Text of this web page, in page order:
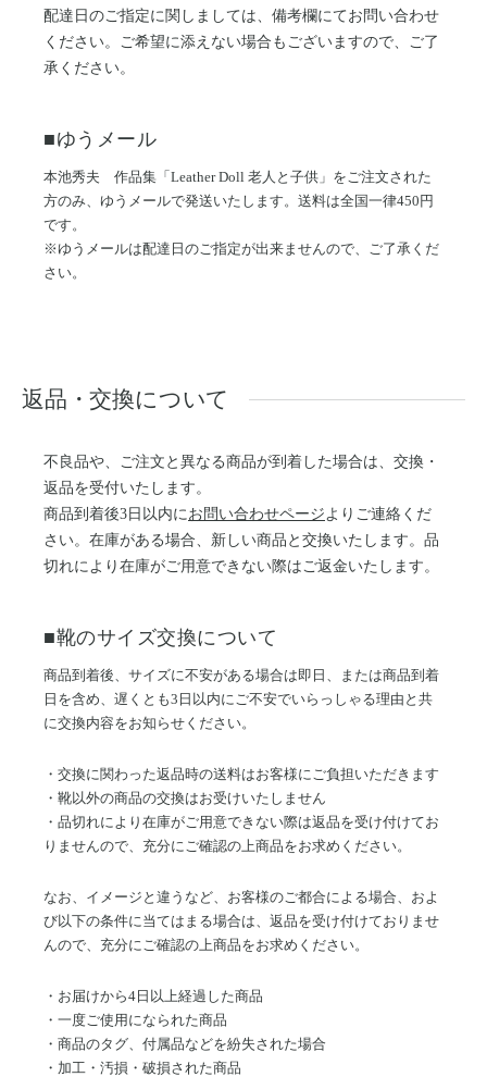
配達日のご指定に関しましては、備考欄にてお問い合わせ
ください。ご希望に添えない場合もございますので、ご了
承ください。
■ゆうメール
本池秀夫 作品集「Leather Doll 老人と子供」をご注文された
方のみ、ゆうメールで発送いたします。送料は全国一律450円
です。
※ゆうメールは配達日のご指定が出来ませんので、ご了承くだ
さい。
返品・交換について
不良品や、ご注文と異なる商品が到着した場合は、交換・
返品を受付いたします。
商品到着後3日以内にお問い合わせページよりご連絡くだ
さい。在庫がある場合、新しい商品と交換いたします。品
切れにより在庫がご用意できない際はご返金いたします。
■靴のサイズ交換について
商品到着後、サイズに不安がある場合は即日、または商品到着
日を含め、遅くとも3日以内にご不安でいらっしゃる理由と共
に交換内容をお知らせください。
・交換に関わった返品時の送料はお客様にご負担いただきます
・靴以外の商品の交換はお受けいたしません
・品切れにより在庫がご用意できない際は返品を受け付けてお
りませんので、充分にご確認の上商品をお求めください。
なお、イメージと違うなど、お客様のご都合による場合、およ
び以下の条件に当てはまる場合は、返品を受け付けておりませ
んので、充分にご確認の上商品をお求めください。
・お届けから4日以上経過した商品
・一度ご使用になられた商品
・商品のタグ、付属品などを紛失された場合
・加工・汚損・破損された商品